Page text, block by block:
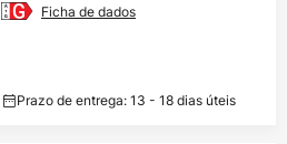
Ficha de dados
Prazo de entrega: 13 - 18 dias úteis